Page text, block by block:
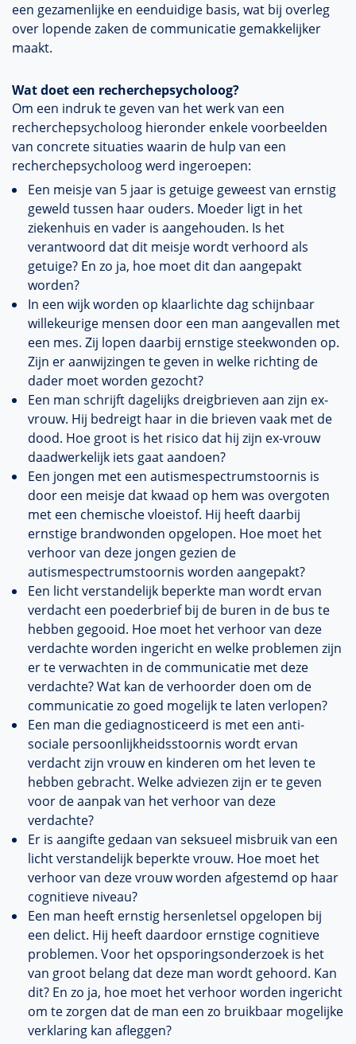
een gezamenlijke en eenduidige basis, wat bij overleg
over lopende zaken de communicatie gemakkelijker
maakt.
Wat doet een recherchepsycholoog?
Om een indruk te geven van het werk van een
recherchepsycholoog hieronder enkele voorbeelden
van concrete situaties waarin de hulp van een
recherchepsycholoog werd ingeroepen:
Een meisje van 5 jaar is getuige geweest van ernstig
geweld tussen haar ouders. Moeder ligt in het
ziekenhuis en vader is aangehouden. Is het
verantwoord dat dit meisje wordt verhoord als
getuige? En zo ja, hoe moet dit dan aangepakt
worden?
In een wijk worden op klaarlichte dag schijnbaar
willekeurige mensen door een man aangevallen met
een mes. Zij lopen daarbij ernstige steekwonden op.
Zijn er aanwijzingen te geven in welke richting de
dader moet worden gezocht?
Een man schrijft dagelijks dreigbrieven aan zijn ex-
vrouw. Hij bedreigt haar in die brieven vaak met de
dood. Hoe groot is het risico dat hij zijn ex-vrouw
daadwerkelijk iets gaat aandoen?
Een jongen met een autismespectrumstoornis is
door een meisje dat kwaad op hem was overgoten
met een chemische vloeistof. Hij heeft daarbij
ernstige brandwonden opgelopen. Hoe moet het
verhoor van deze jongen gezien de
autismespectrumstoornis worden aangepakt?
Een licht verstandelijk beperkte man wordt ervan
verdacht een poederbrief bij de buren in de bus te
hebben gegooid. Hoe moet het verhoor van deze
verdachte worden ingericht en welke problemen zijn
er te verwachten in de communicatie met deze
verdachte? Wat kan de verhoorder doen om de
communicatie zo goed mogelijk te laten verlopen?
Een man die gediagnosticeerd is met een anti-
sociale persoonlijkheidsstoornis wordt ervan
verdacht zijn vrouw en kinderen om het leven te
hebben gebracht. Welke adviezen zijn er te geven
voor de aanpak van het verhoor van deze
verdachte?
Er is aangifte gedaan van seksueel misbruik van een
licht verstandelijk beperkte vrouw. Hoe moet het
verhoor van deze vrouw worden afgestemd op haar
cognitieve niveau?
Een man heeft ernstig hersenletsel opgelopen bij
een delict. Hij heeft daardoor ernstige cognitieve
problemen. Voor het opsporingsonderzoek is het
van groot belang dat deze man wordt gehoord. Kan
dit? En zo ja, hoe moet het verhoor worden ingericht
om te zorgen dat de man een zo bruikbaar mogelijke
verklaring kan afleggen?